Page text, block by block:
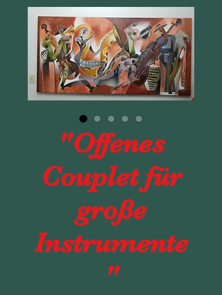
"Offenes
Couplet für
große
Instrumente
"